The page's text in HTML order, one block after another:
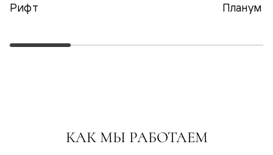
Рифт Планум
КАК МЫ РАБОТАЕМ